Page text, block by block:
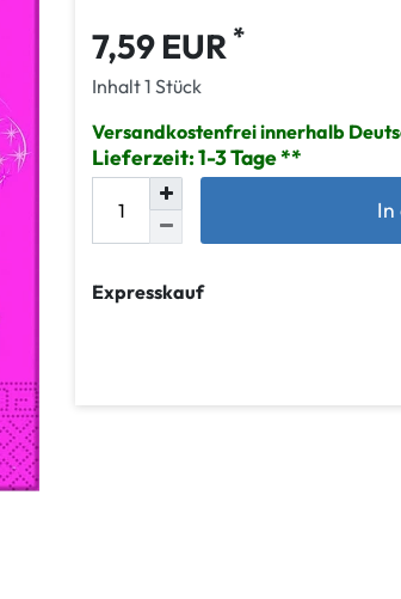
7,59 EUR *
Inhalt1 Stück
Versandkostenfrei innerhalb
Lieferzeit: 1-3 Tage
In
Expresskauf